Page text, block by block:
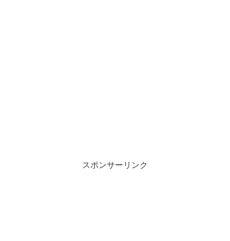
スポンサーリンク